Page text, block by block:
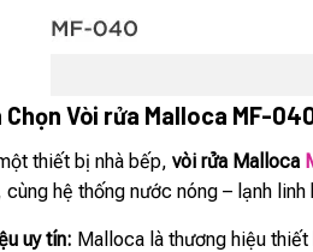
Chọn Vòi rửa Malloca MF-
thiết bị nhà bếp,vòi rửa Malloca
hệ thống nước nóng – lạnh
uy tín: Malloca là thương hiệu